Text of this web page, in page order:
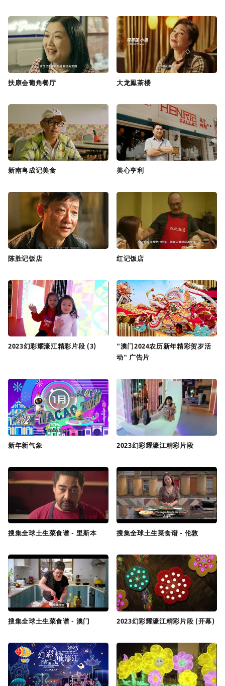
扶康会葡角餐厅 大龙鳯茶楼
新南粤成记美食 美心亨利
陈胜记饭店 红记饭店
2023幻彩耀濠江精彩片段 (3)
"澳门2024农历新年精彩贺岁活
动" 广告片
新年新气象 2023幻彩耀濠江精彩片段
搜集全球土生菜食谱 - 里斯本 搜集全球土生菜食谱 - 伦敦
搜集全球土生菜食谱 - 澳门 2023幻彩耀濠江精彩片段 (开幕)